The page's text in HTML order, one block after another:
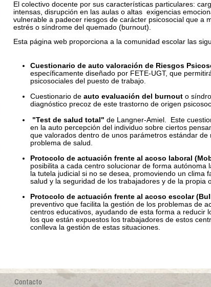
El colectivo docente por sus características particulares:
intensas, disrupción en las aulas o altas exigencias
vulnerable a padecer riesgos de carácter psicosocial que a
estrés o síndrome del quemado (burnout).
Esta página web proporciona a la comunidad escolar las
Cuestionario de auto valoración de Riesgos
específicamente diseñado por FETE-UGT, que
psicosociales del puesto de trabajo.
Cuestionario de auto evaluación del burnouto
diagnóstico precoz de este trastorno de origen
"Test de salud total" de Langner-Amiel. Este
en la auto percepción del individuo sobre ciertos
que valorados dentro de unos parámetros estándar
problema de salud.
Protocolo de actuación frente al acoso laboral
posibilita a cada centro solucionar de forma autónoma
la tutela judicial si no se desea, promoviendo un clima
salud y la seguridad de los trabajadores y de la propia
Protocolo de actuación frente al acoso escolar
preventivo que facilita la gestión de los problemas de
centros educativos, ayudando de esta forma a reducir
los que están expuestos los trabajadores de estos
conlleva la gestión de estas situaciones.
Contacto